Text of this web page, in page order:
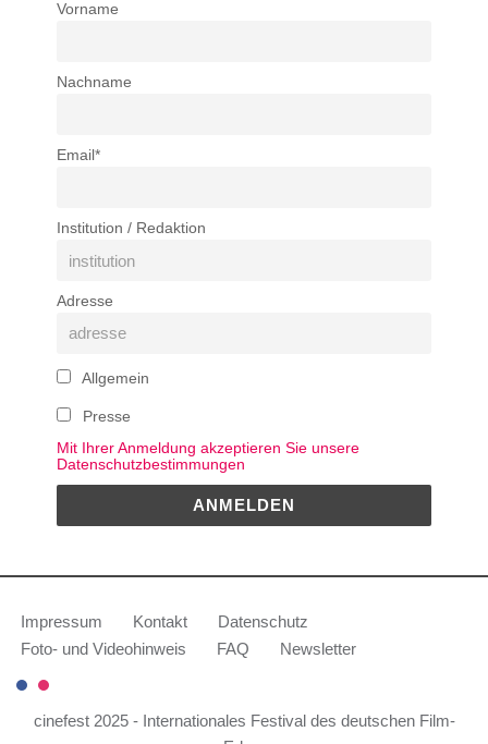
Vorname
Nachname
Email*
Institution / Redaktion
Adresse
Allgemein
Presse
Mit Ihrer Anmeldung akzeptieren Sie unsere
Datenschutzbestimmungen
Impressum Kontakt
Datenschutz
Foto- und Videohinweis
FAQ Newsletter
cinefest 2025 - Internationales Festival des deutschen Film-